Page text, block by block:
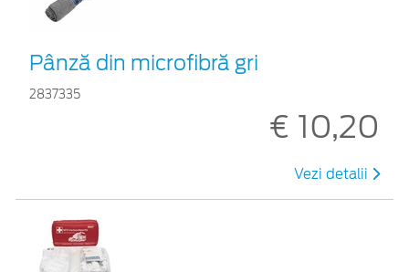
Pânză din microfibră gri
2837335
€ 10,20
Vezi detalii